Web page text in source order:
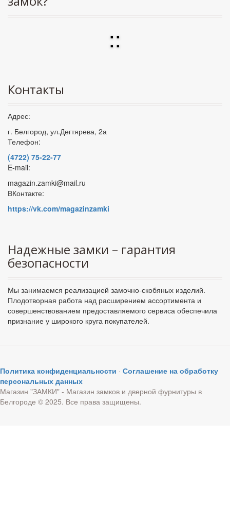
::
Контакты
Адрес:
г. Белгород, ул.Дегтярева, 2а
Телефон:
(4722) 75-22-77
E-mail:
magazin.zamki@mail.ru
ВКонтакте:
https://vk.com/magazinzamki
Надежные замки – гарантия
безопасности
Мы занимаемся реализацией замочно-скобяных изделий.
Плодотворная работа над расширением ассортимента и
совершенствованием предоставляемого сервиса обеспечила
признание у широкого круга покупателей.
Политика конфиденциальности · Соглашение на обработку
персональных данных
Магазин "ЗАМКИ" - Магазин замков и дверной фурнитуры в
Белгороде © 2025. Все права защищены.